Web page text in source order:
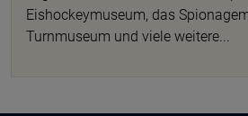
Eishockeymuseum, das
Turnmuseum und viele weitere...